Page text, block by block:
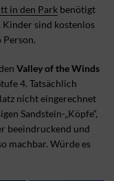
in den Park benötigt
Kinder sind kostenlos
Person.
Valley of the Winds
4. Tatsächlich
nicht eingerechnet
Sandstein-„Köpfe“,
beeindruckend und
machbar. Würde es